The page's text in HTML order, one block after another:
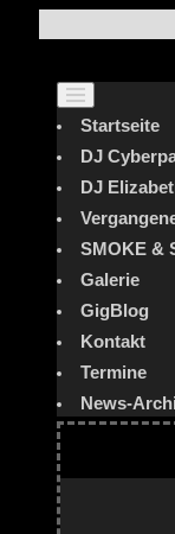
Startseite
DJ
DJ
SMOKE &
Galerie
GigBlog
Kontakt
Termine
News-